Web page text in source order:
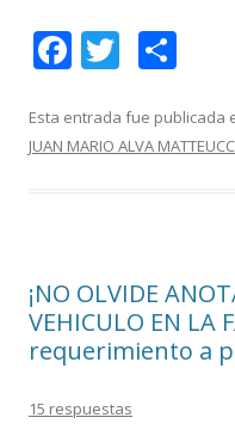
F
e
b
k
T
itt
er
m
p
r
Esta entrada fue publicada
JUAN MARIO ALVA
¡NO OLVIDE
VEHICULO EN LA
requerimiento a
15 respuestas